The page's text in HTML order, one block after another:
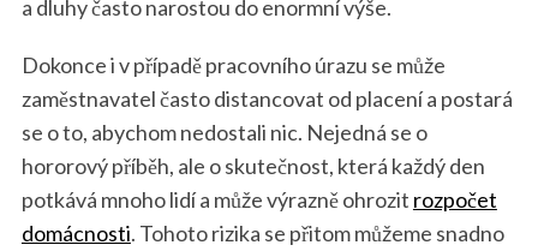
a dluhy často narostou do enormní výše.
Dokonce i v případě pracovního úrazu se může
zaměstnavatel často distancovat od placení a postará
se o to, abychom nedostali nic. Nejedná se o
hororový příběh, ale o skutečnost, která každý den
potkává mnoho lidí a může výrazně ohrozit rozpočet
domácnosti. Tohoto rizika se přitom můžeme snadno